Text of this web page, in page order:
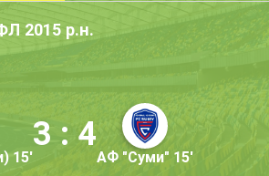
2015 р.н.
15'
3 : 4
АФ "Суми" 15'